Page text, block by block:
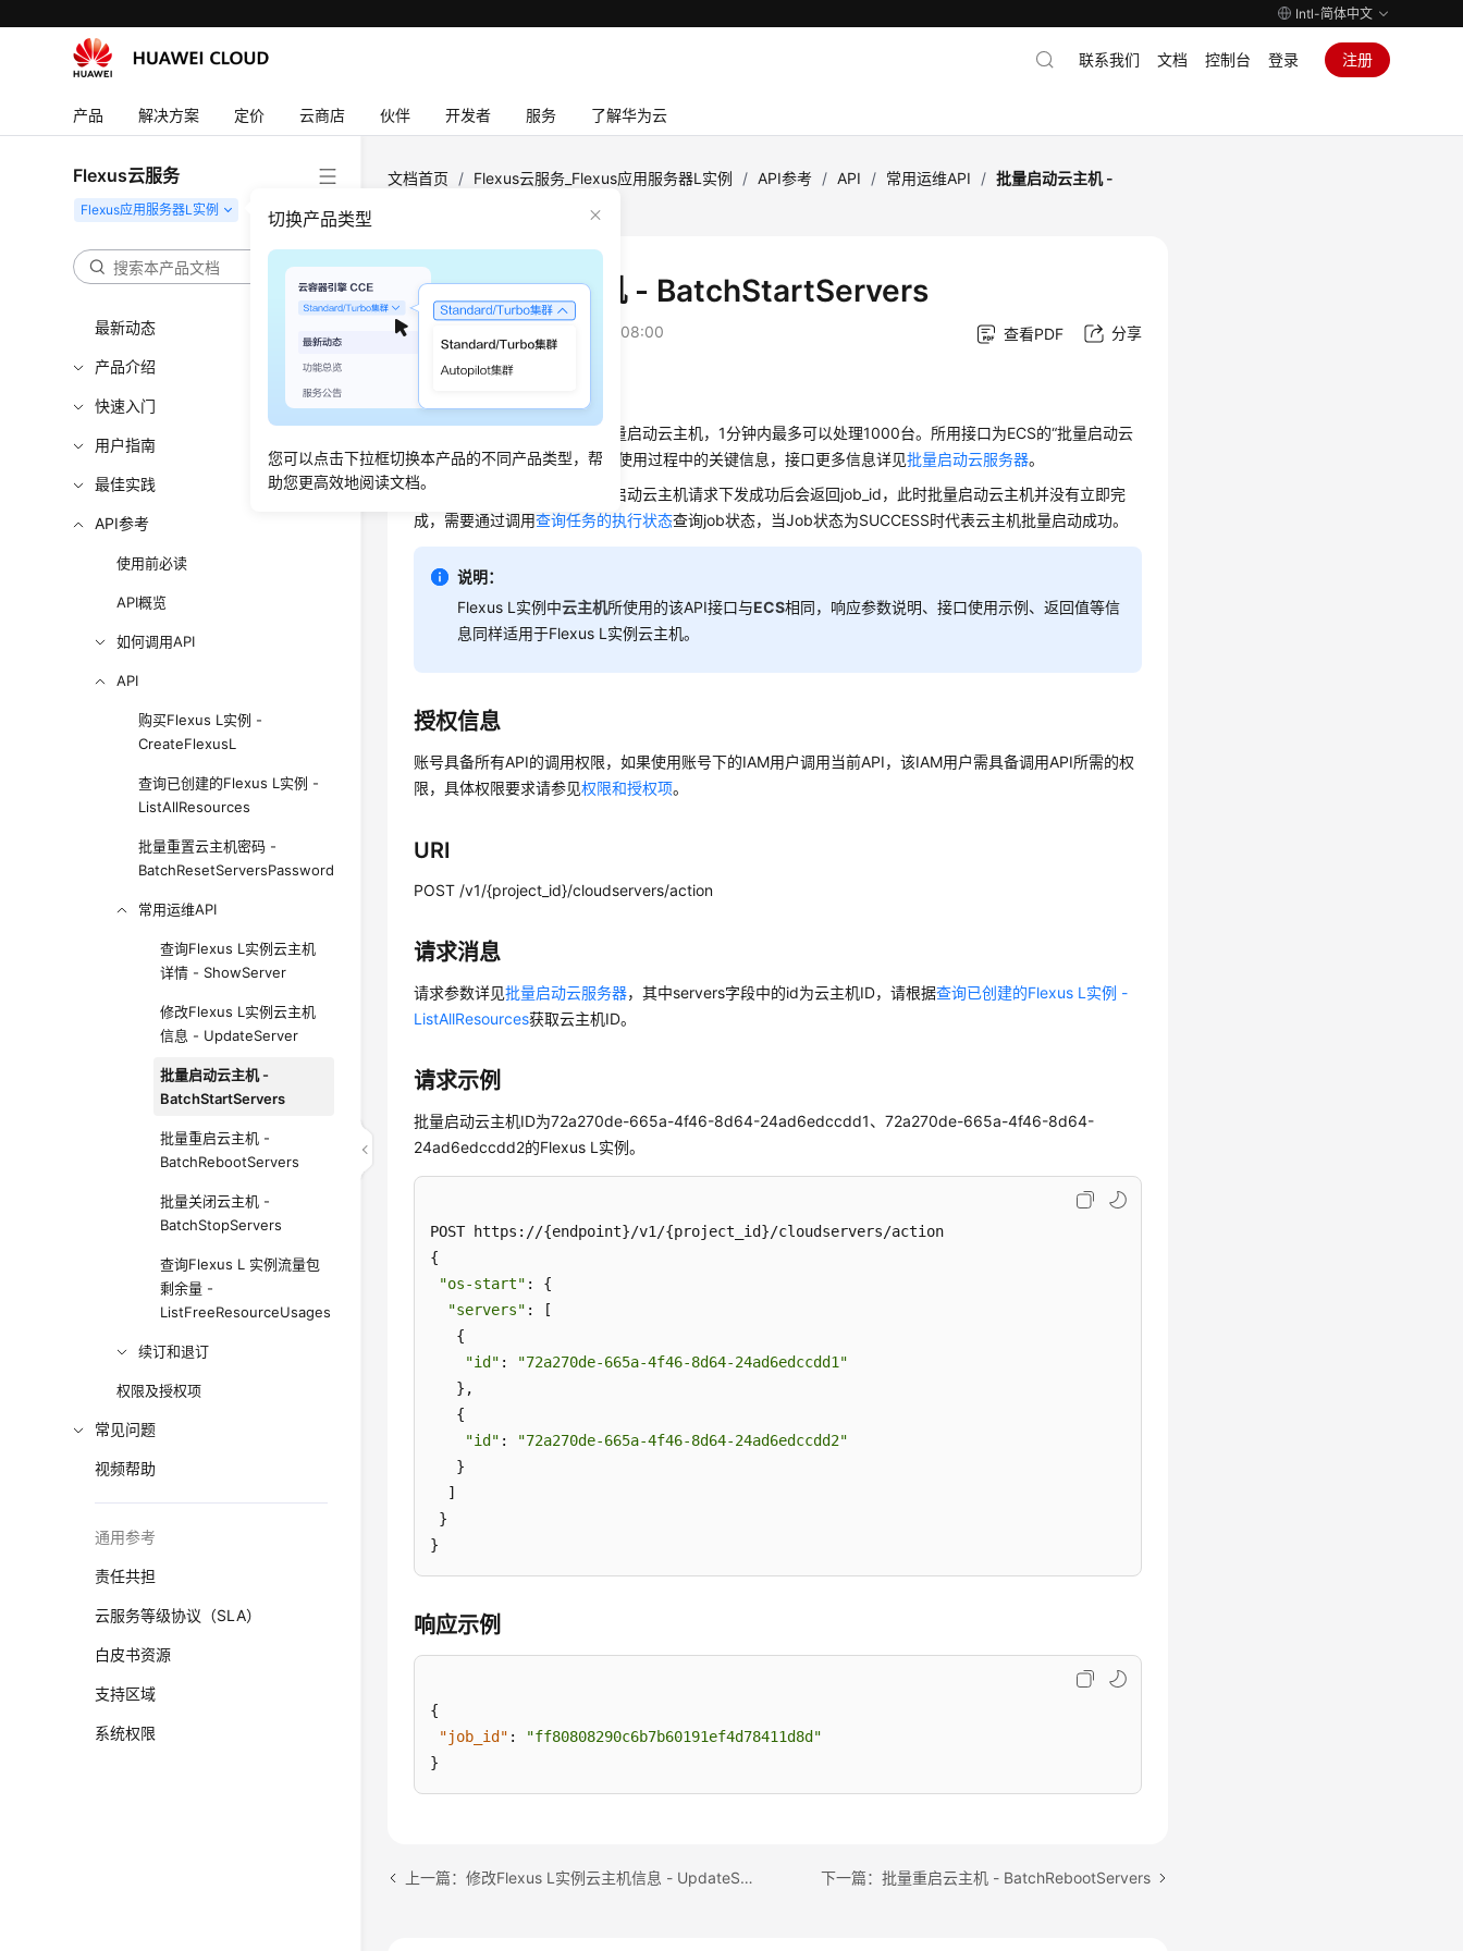
Intl-简体中文
产品 解决方案 定价 云商店 伙伴 开发者 服务 了解华为云
联系我们 文档 控制台 登录 注册
Flexus云服务
切换产品类型
您可以点击下拉框切换本产品的不同产品类型，帮
助您更高效地阅读文档。
最新动态
产品介绍
快速入门
用户指南
最佳实践
API参考
使用前必读
API概览
如何调用API
API
购买Flexus L实例 -
CreateFlexusL
查询已创建的Flexus L实例 -
ListAllResources
批量重置云主机密码 -
BatchResetServersPassword
常用运维API
查询Flexus L实例云主机
详情 - ShowServer
修改Flexus L实例云主机
信息 - UpdateServer
批量启动云主机 -
BatchStartServers
批量重启云主机 -
BatchRebootServers
批量关闭云主机 -
BatchStopServers
查询Flexus L 实例流量包
剩余量 -
ListFreeResourceUsages
续订和退订
权限及授权项
常见问题
视频帮助
通用参考
责任共担
云服务等级协议（SLA）
白皮书资源
支持区域
系统权限
文档首页 / Flexus云服务_Flexus应用服务器L实例 / API参考 / API / 常用运维API / 批量启动云主机 -
批量启动云主机 - BatchStartServers
2025-11-26 GMT+08:00 查看PDF 分享
根据指定的云主机ID列表，批量启动云主机，1分钟内最多可以处理1000台。所用接口为ECS的“批量启动云
服务器”接口。本节列举了接口使用过程中的关键信息，接口更多信息详见批量启动云服务器。
该接口为异步接口，当前批量启动云主机请求下发成功后会返回job_id，此时批量启动云主机并没有立即完
成，需要通过调用查询任务的执行状态查询job状态，当Job状态为SUCCESS时代表云主机批量启动成功。
说明：
Flexus L实例中云主机所使用的该API接口与ECS相同，响应参数说明、接口使用示例、返回值等信
息同样适用于Flexus L实例云主机。
授权信息
账号具备所有API的调用权限，如果使用账号下的IAM用户调用当前API，该IAM用户需具备调用API所需的权
限，具体权限要求请参见权限和授权项。
URI
POST /v1/{project_id}/cloudservers/action
请求消息
请求参数详见批量启动云服务器，其中servers字段中的id为云主机ID，请根据查询已创建的Flexus L实例 -
ListAllResources获取云主机ID。
请求示例
批量启动云主机ID为72a270de-665a-4f46-8d64-24ad6edccdd1、72a270de-665a-4f46-8d64-
24ad6edccdd2的Flexus L实例。
POST https://{endpoint}/v1/{project_id}/cloudservers/action
{
"os-start" : {
"servers" : [
   {
"id" :
"72a270de-665a-4f46-8d64-24ad6edccdd1"
   },
   {
"id" :
"72a270de-665a-4f46-8d64-24ad6edccdd2"
   }
  ]
}
}
响应示例
{
"job_id" :
"ff80808290c6b7b60191ef4d78411d8d"
}
上一篇：修改Flexus L实例云主机信息 - UpdateServer 下一篇：批量重启云主机 - BatchRebootServers